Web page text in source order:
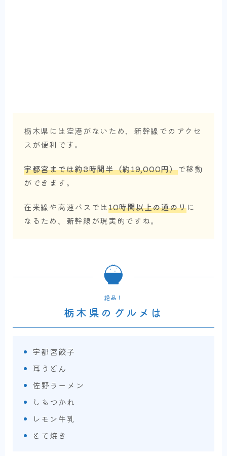
栃木県には空港がないため、新幹線でのアクセ
スが便利です。
宇都宮までは約3時間半（約19,000円）で移動
ができます。
在来線や高速バスでは10時間以上の道のりに
なるため、新幹線が現実的ですね。
絶品！
栃木県のグルメは
宇都宮餃子
耳うどん
佐野ラーメン
しもつかれ
レモン牛乳
とて焼き